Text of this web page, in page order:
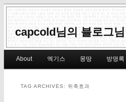
capcold님의 블로그님
Skip to primary content
Skip to secondary content
About 엑기스 몽땅 방명록
TAG ARCHIVES: 위축효과